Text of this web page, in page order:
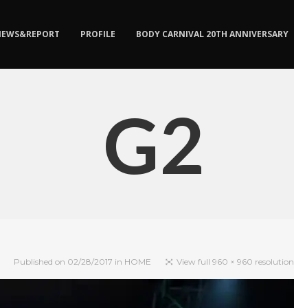
PROFILE BODY CARNIVAL 20TH ANNIVERSARY
G2
Published on 02/28/2017 in HOME View full 960 × 960 resolution